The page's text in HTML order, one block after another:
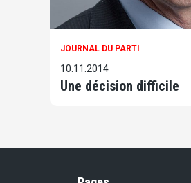
JOURNAL DU PARTI
10.11.2014
Une décision difficile